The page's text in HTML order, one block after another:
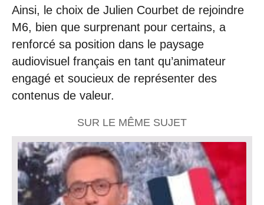
Ainsi, le choix de Julien Courbet de rejoindre
M6, bien que surprenant pour certains, a
renforcé sa position dans le paysage
audiovisuel français en tant qu’animateur
engagé et soucieux de représenter des
contenus de valeur.
SUR LE MÊME SUJET